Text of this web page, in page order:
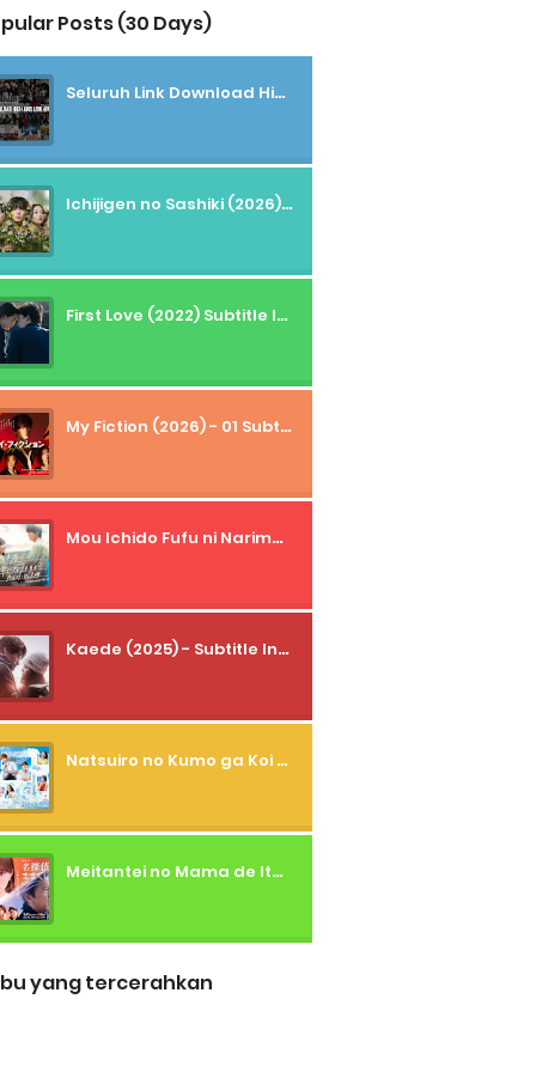
Posts (30 Days)
Seluruh Link Download High And Low Subtitle Indonesia
Ichijigen no Sashiki (2026) - 01 Subtitle Indonesia
First Love (2022) Subtitle Indonesia + Tanpa Iklan + Streaming + 1080p
My Fiction (2026) - 01 Subtitle Indonesia
Mou Ichido Fufu ni Narimasu ka? (2026) - 01 Subtitle Indonesia
Kaede (2025) - Subtitle Indonesia
Natsuiro no Kumo ga Koi to Arashi wo Makiokosu (2026) - 01 Subtitle Indonesia
Meitantei no Mama de Ite (2026) - 01 Subtitle Indonesia
yang tercerahkan